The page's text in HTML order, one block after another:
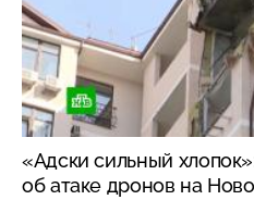
«Адски сильный
об атаке дронов на